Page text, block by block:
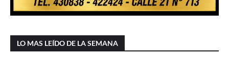
LO MAS LEÍDO DE LA SEMANA